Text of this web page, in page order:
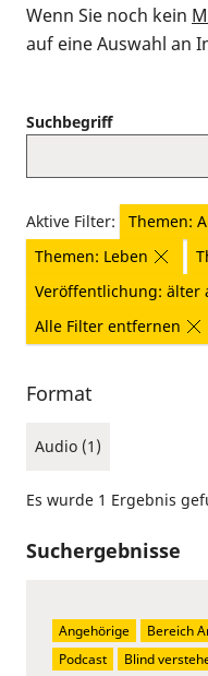
Wenn Sie noch kein
auf eine Auswahl an
Suchbegriff
Aktive Filter:
Themen:
Themen: Leben
Veröffentlichung: älter
Alle Filter entfernen
Format
Audio (1)
Es wurde 1 Ergebnis
Suchergebnisse
Angehörige Bereich
Podcast
Blind